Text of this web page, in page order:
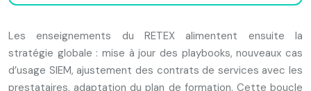
Les enseignements du RETEX alimentent ensuite la
stratégie globale : mise à jour des playbooks, nouveaux cas
d’usage SIEM, ajustement des contrats de services avec les
prestataires, adaptation du plan de formation. Cette boucle